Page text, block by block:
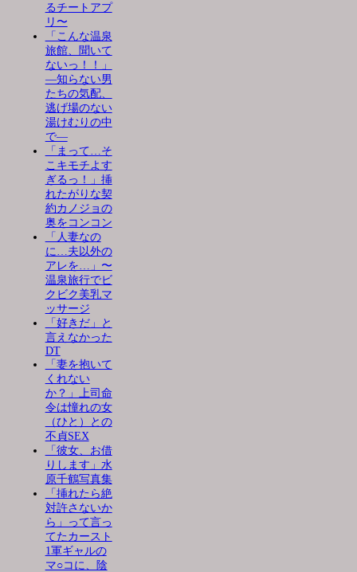
るチートアプ
リ〜
「こんな温泉
旅館、聞いて
ないっ！！」
―知らない男
たちの気配、
逃げ場のない
湯けむりの中
で―
「まって…そ
こキモチよす
ぎるっ！」挿
れたがりな契
約カノジョの
奥をコンコン
「人妻なの
に…夫以外の
アレを…」〜
温泉旅行でビ
クビク美乳マ
ッサージ
「好きだ」と
言えなかった
DT
「妻を抱いて
くれない
か？」上司命
令は憧れの女
（ひと）との
不貞SEX
「彼女、お借
りします」水
原千鶴写真集
「挿れたら絶
対許さないか
ら」って言っ
てたカースト
1軍ギャルの
マ○コに、陰